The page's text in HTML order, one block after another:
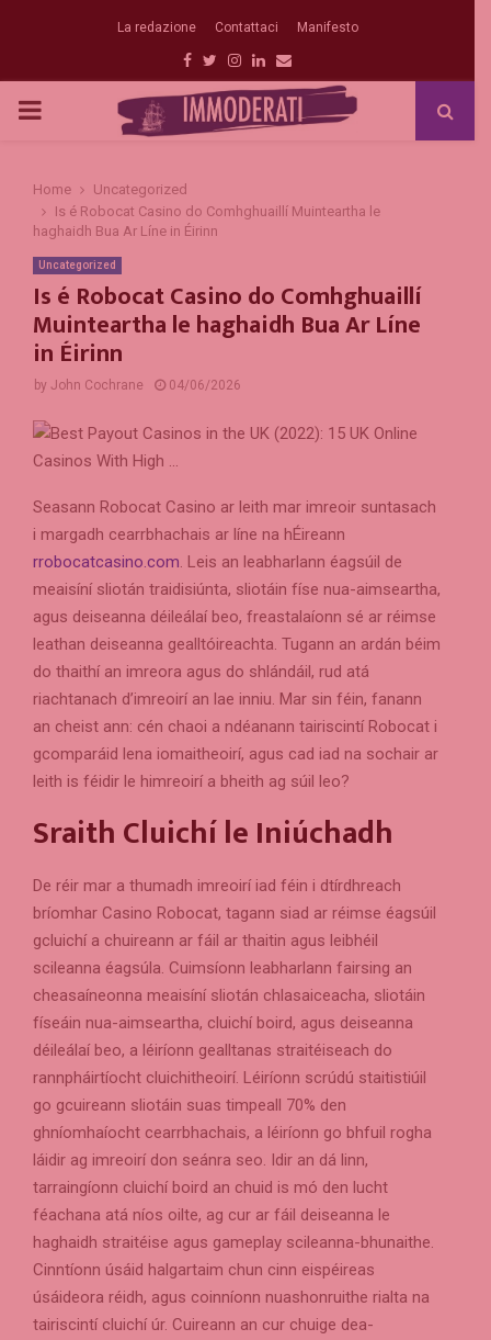
La redazione Contattaci Manifesto
Facebook
Twitter
Instagram
Linkedin
Email
PRIMARY
Home
Uncategorized
Is é Robocat Casino do Comhghuaillí Muinteartha le
haghaidh Bua Ar Líne in Éirinn
Uncategorized
Is é Robocat Casino do Comhghuaillí
Muinteartha le haghaidh Bua Ar Líne
in Éirinn
by John Cochrane 04/06/2026
Seasann Robocat Casino ar leith mar imreoir suntasach
i margadh cearrbhachais ar líne na hÉireann
rrobocatcasino.com . Leis an leabharlann éagsúil de
meaisíní sliotán traidisiúnta, sliotáin físe nua-aimseartha,
agus deiseanna déileálaí beo, freastalaíonn sé ar réimse
leathan deiseanna gealltóireachta. Tugann an ardán béim
do thaithí an imreora agus do shlándáil, rud atá
riachtanach d’imreoirí an lae inniu. Mar sin féin, fanann
an cheist ann: cén chaoi a ndéanann tairiscintí Robocat i
gcomparáid lena iomaitheoirí, agus cad iad na sochair ar
leith is féidir le himreoirí a bheith ag súil leo?
Sraith Cluichí le Iniúchadh
De réir mar a thumadh imreoirí iad féin i dtírdhreach
bríomhar Casino Robocat, tagann siad ar réimse éagsúil
gcluichí a chuireann ar fáil ar thaitin agus leibhéil
scileanna éagsúla. Cuimsíonn leabharlann fairsing an
cheasaíneonna meaisíní sliotán chlasaiceacha, sliotáin
físeáin nua-aimseartha, cluichí boird, agus deiseanna
déileálaí beo, a léiríonn gealltanas straitéiseach do
rannpháirtíocht cluichitheoirí. Léiríonn scrúdú staitistiúil
go gcuireann sliotáin suas timpeall 70% den
ghníomhaíocht cearrbhachais, a léiríonn go bhfuil rogha
láidir ag imreoirí don seánra seo. Idir an dá linn,
tarraingíonn cluichí boird an chuid is mó den lucht
féachana atá níos oilte, ag cur ar fáil deiseanna le
haghaidh straitéise agus gameplay scileanna-bhunaithe.
Cinntíonn úsáid halgartaim chun cinn eispéireas
úsáideora réidh, agus coinníonn nuashonruithe rialta na
tairiscintí cluichí úr. Cuireann an cur chuige dea-